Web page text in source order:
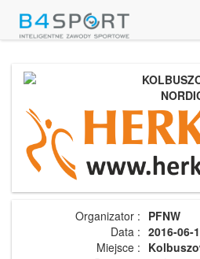
Organizator : PFNW
Data : 2016-06-
Miejsce :